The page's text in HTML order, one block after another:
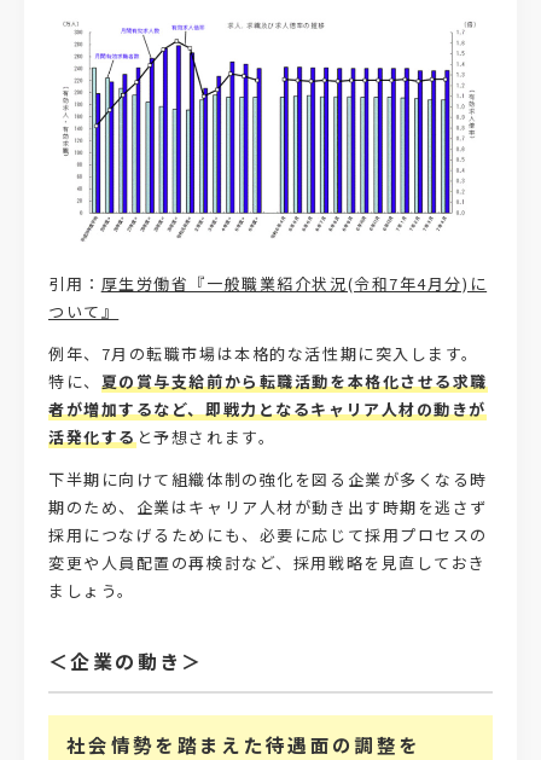
引用： 厚生労働省『一般職業紹介状況(令和7年4月分)に
ついて』
例年、7月の転職市場は本格的な活性期に突入します。
特に、 夏の賞与支給前から転職活動を本格化させる求職
者が増加するなど、即戦力となるキャリア人材の動きが
活発化すると予想されます。
下半期に向けて組織体制の強化を図る企業が多くなる時
期のため、企業はキャリア人材が動き出す時期を逃さず
採用につなげるためにも、必要に応じて採用プロセスの
変更や人員配置の再検討など、採用戦略を見直しておき
ましょう。
＜企業の動き＞
社会情勢を踏まえた待遇面の調整を